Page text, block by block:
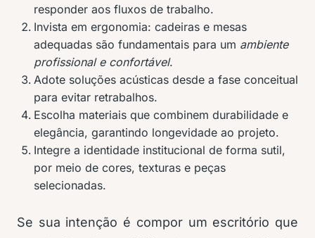
responder aos fluxos de trabalho.
Invista em ergonomia: cadeiras e mesas
adequadas são fundamentais para um ambiente
profissional e confortável.
Adote soluções acústicas desde a fase conceitual
para evitar retrabalhos.
Escolha materiais que combinem durabilidade e
elegância, garantindo longevidade ao projeto.
Integre a identidade institucional de forma sutil,
por meio de cores, texturas e peças
selecionadas.
Se sua intenção é compor um escritório que